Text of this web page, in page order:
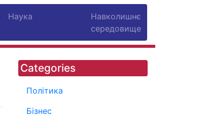
Наука
Навколишнє
середовище
Categories
Політика
Бізнес